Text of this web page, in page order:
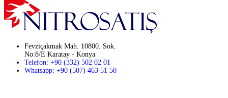
Fevziçakmak Mah. 10800. Sok.
No:8/E Karatay - Konya
Telefon: +90 (332) 502 02 01
Whatsapp: +90 (507) 463 51 50